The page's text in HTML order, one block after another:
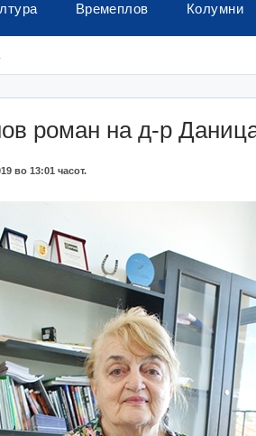
Времеплов Колумни
роман на д-р
во 13:01 часот.